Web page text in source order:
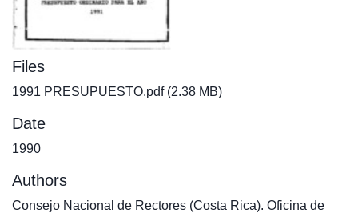
Files
1991 PRESUPUESTO.pdf(2.38 MB)
Date
1990
Authors
Consejo Nacional de Rectores (Costa Rica). Oficina de